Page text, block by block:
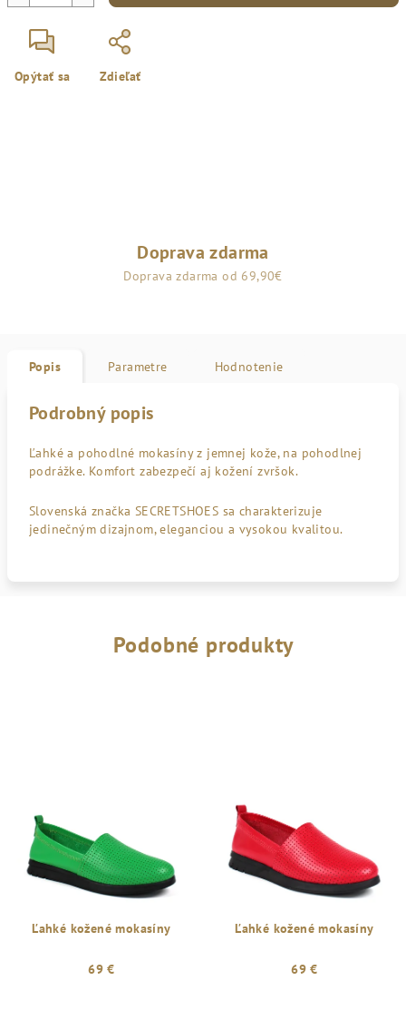
Opýtať sa Zdieľať
Doprava zdarma
Doprava zdarma od 69,90€
Popis Parametre Hodnotenie
Podrobný popis
Ľahké a pohodlné mokasíny z jemnej kože, na pohodlnej
podrážke. Komfort zabezpečí aj kožení zvršok.
Slovenská značka SECRETSHOES sa charakterizuje
jedinečným dizajnom, eleganciou a vysokou kvalitou.
Podobné produkty
Ľahké kožené mokasíny
69 €
Ľahké kožené mokasíny
69 €